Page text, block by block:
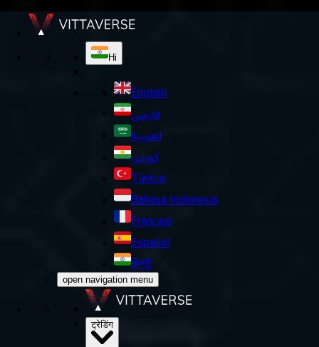
Hi
English
فارسی
العربية
کوردی
Türkçe
Bahasa Indonesia
Français
Español
हिन्दी
open navigation menu
ट्रेडिंग